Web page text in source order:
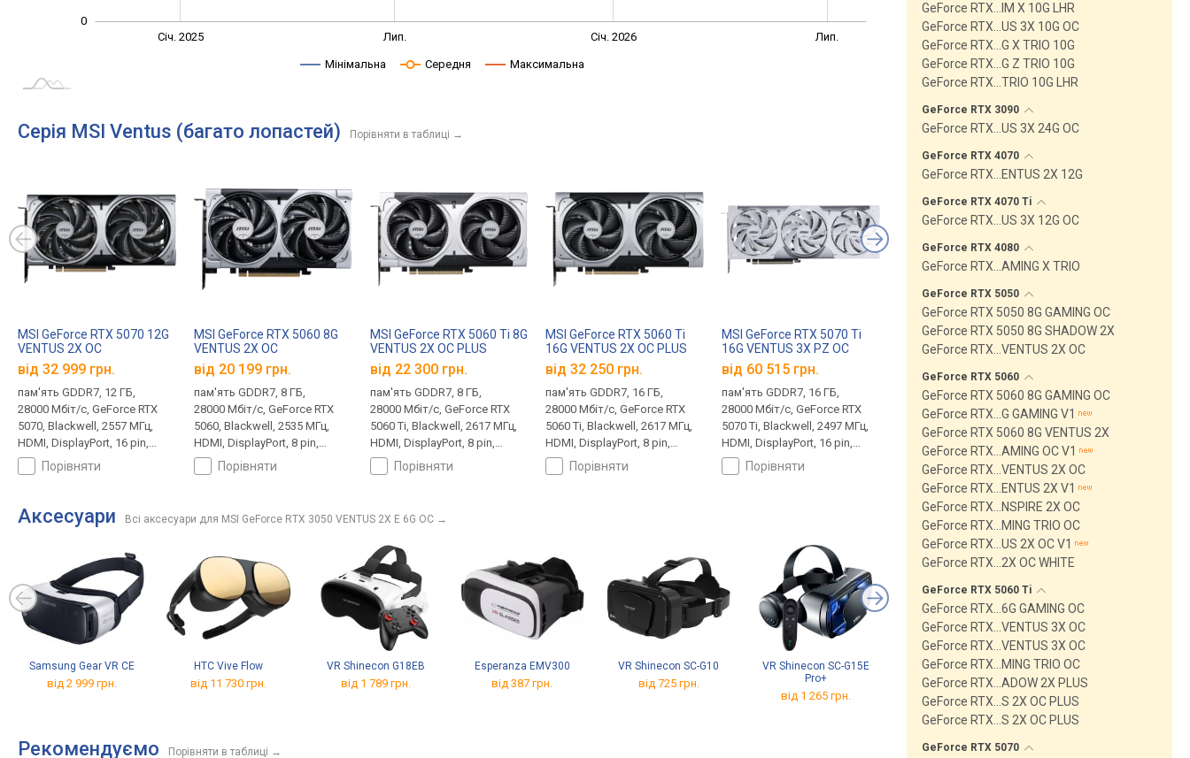
0
Січ. 2025 Січ. 2026
Лип. Лип.
Мінімальна Середня Максимальна
Серія MSI Ventus (багато лопастей) Порівняти в таблиці →
MSI GeForce RTX 5070 12G
VENTUS 2X OC
від 32 999 грн.
пам'ять GDDR7, 12 ГБ,
28000 Мбіт/с, GeForce RTX
5070, Blackwell, 2557 МГц,
HDMI, DisplayPort, 16 pin,
250 Втпорівняти
MSI GeForce RTX 5060 8G
VENTUS 2X OC
від 20 199 грн.
пам'ять GDDR7, 8 ГБ,
28000 Мбіт/с, GeForce RTX
5060, Blackwell, 2535 МГц,
HDMI, DisplayPort, 8 pin,
145 Втпорівняти
MSI GeForce RTX 5060 Ti 8G
VENTUS 2X OC PLUS
від 22 300 грн.
пам'ять GDDR7, 8 ГБ,
28000 Мбіт/с, GeForce RTX
5060 Ti, Blackwell, 2617 МГц,
HDMI, DisplayPort, 8 pin,
180 Втпорівняти
MSI GeForce RTX 5060 Ti
16G VENTUS 2X OC PLUS
від 32 250 грн.
пам'ять GDDR7, 16 ГБ,
28000 Мбіт/с, GeForce RTX
5060 Ti, Blackwell, 2617 МГц,
HDMI, DisplayPort, 8 pin,
180 Втпорівняти
MSI GeForce RTX 5070 Ti
16G VENTUS 3X PZ OC
від 60 515 грн.
пам'ять GDDR7, 16 ГБ,
28000 Мбіт/с, GeForce RTX
5070 Ti, Blackwell, 2497 МГц,
HDMI, DisplayPort, 16 pin,
300 Вт, White Edition
порівняти
MSI GeForce RTX 3060 Ti
VENTUS 2X 8G OCV1 LHR
від 13 999 грн.
пам'ять GDDR6, 8 ГБ,
14000 Мбіт/с, GeForce RTX
3060 Ti, Ampere, 1695 МГц,
LHR, HDMI, DisplayPort, 8 pin,
200 Втпорівняти
MSI GeForce RTX
16G VENTUS 3X OC
пам'ять GDDR7, 16
28000 Мбіт/с,
5070 Ti, Blackwell,
HDMI, DisplayPort, 16
300 Вт
Аксесуари Всі аксесуари для MSI GeForce RTX 3050 VENTUS 2X E 6G OC →
Samsung Gear VR CE
від 2 999 грн.
HTC Vive Flow
від 11 730 грн.
VR Shinecon G18EB
від 1 789 грн.
Esperanza EMV300
від 387 грн.
VR Shinecon SC-G10
від 725 грн.
VR Shinecon SC-G15E
Pro+
від 1 265 грн.
BOBOVR Z4
від 700 грн.
Caddx Walksnail Avatar
HD Goggles L
від 10 478 грн.
Рекомендуємо Порівняти в таблиці →
GeForce RTX…IM X 10G LHR
GeForce RTX…US 3X 10G OC
GeForce RTX…G X TRIO 10G
GeForce RTX…G Z TRIO 10G
GeForce RTX…TRIO 10G LHR
GeForce RTX 3090
GeForce RTX…US 3X 24G OC
GeForce RTX 4070
GeForce RTX…ENTUS 2X 12G
GeForce RTX 4070 Ti
GeForce RTX…US 3X 12G OC
GeForce RTX 4080
GeForce RTX…AMING X TRIO
GeForce RTX 5050
GeForce RTX 5050 8G GAMING OC
GeForce RTX 5050 8G SHADOW 2X
GeForce RTX…VENTUS 2X OC
GeForce RTX 5060
GeForce RTX 5060 8G GAMING OC
GeForce RTX…G GAMING V1
GeForce RTX 5060 8G VENTUS 2X
GeForce RTX…AMING OC V1
GeForce RTX…VENTUS 2X OC
GeForce RTX…ENTUS 2X V1
GeForce RTX…NSPIRE 2X OC
GeForce RTX…MING TRIO OC
GeForce RTX…US 2X OC V1
GeForce RTX…2X OC WHITE
GeForce RTX 5060 Ti
GeForce RTX…6G GAMING OC
GeForce RTX…VENTUS 3X OC
GeForce RTX…VENTUS 3X OC
GeForce RTX…MING TRIO OC
GeForce RTX…ADOW 2X PLUS
GeForce RTX…S 2X OC PLUS
GeForce RTX…S 2X OC PLUS
GeForce RTX 5070